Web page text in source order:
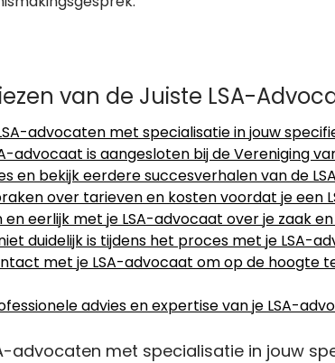
van de Juiste LSA-
advocaten met specialisatie in jouw
advocaat is aangesloten bij de Vereniging
en bekijk eerdere succesverhalen van de
over tarieven en kosten voordat je een
eerlijk met je LSA-advocaat over je zaak
duidelijk is tijdens het proces met je LSA-
met je LSA-advocaat om op de hoogte
advies en expertise van je LSA-
advocaten met specialisatie in jouw